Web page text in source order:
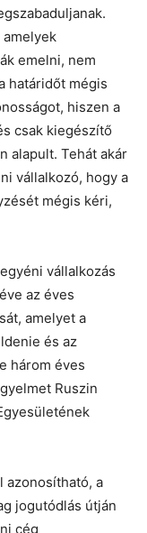
emelni, nem
határidőt mégis
hiszen a
csak kiegészítő
alapult. Tehát akár
vállalkozó, hogy a
mégis kéri,
vállalkozás
az éves
amelyet a
és az
három éves
Ruszin
azonosítható, a
jogutódlás útján
cég